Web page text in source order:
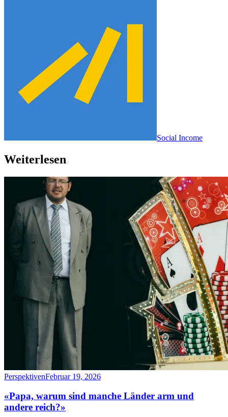
Social Income
Weiterlesen
PerspektivenFebruar 19, 2026
«Papa, warum sind manche Länder arm und
andere reich?»